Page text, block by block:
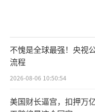
不愧是全球最强！央视
流程
2026-08-06 10:50:54
美国财长逼宫，扣押万